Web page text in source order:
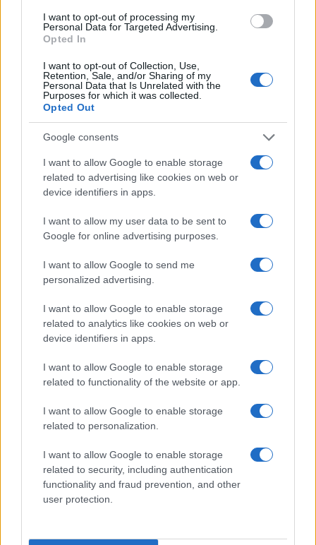
I want to opt-out of processing my
Personal Data for Targeted Advertising.
Opted In
I want to opt-out of Collection, Use,
Retention, Sale, and/or Sharing of my
Personal Data that Is Unrelated with the
Purposes for which it was collected.
Opted Out
Google consents
I want to allow Google to enable storage
related to advertising like cookies on web or
device identifiers in apps.
I want to allow my user data to be sent to
Google for online advertising purposes.
I want to allow Google to send me
personalized advertising.
I want to allow Google to enable storage
related to analytics like cookies on web or
device identifiers in apps.
I want to allow Google to enable storage
related to functionality of the website or app.
I want to allow Google to enable storage
related to personalization.
I want to allow Google to enable storage
related to security, including authentication
functionality and fraud prevention, and other
user protection.
Continua a leggere
Ripensare le tecnologie umanitarie oltre i criteri dei
Martina Marchesi · 10 Lug 2026
B2B NEWS